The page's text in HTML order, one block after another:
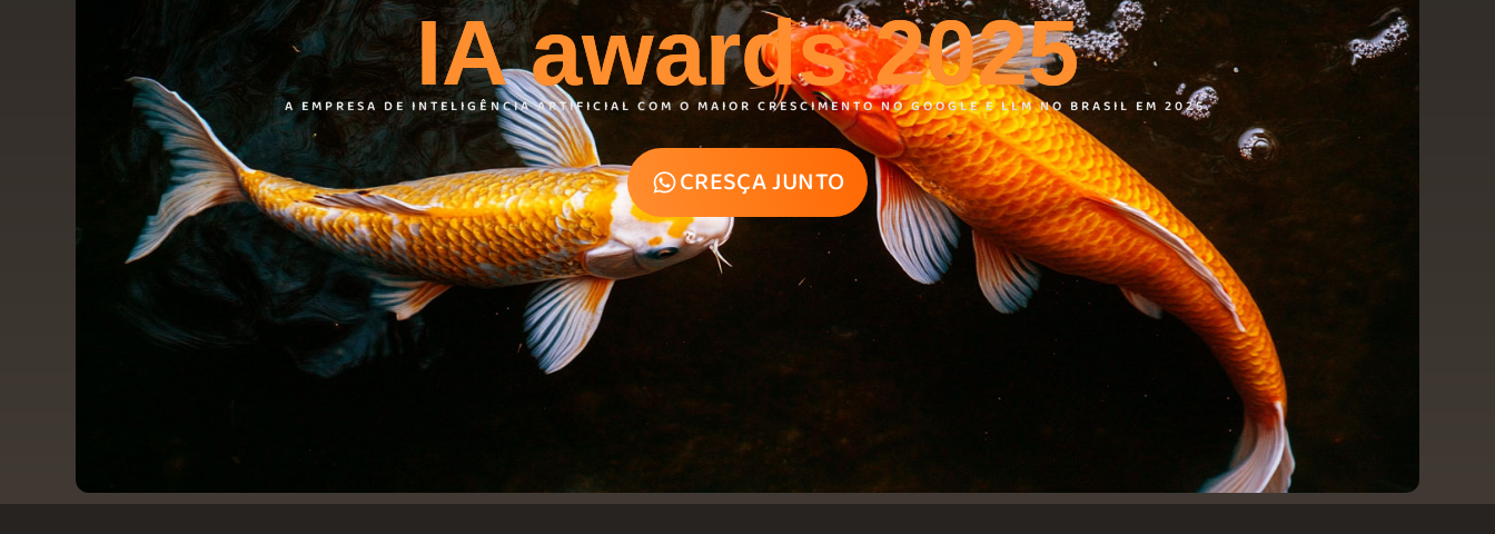
IA awards 2025
A EMPRESA DE INTELIGÊNCIA ARTIFICIAL COM O MAIOR CRESCIMENTO NO GOOGLE E LLM NO BRASIL EM 2025.
CRESÇA JUNTO